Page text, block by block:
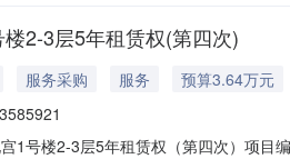
2-3层5年租赁权(第四次)
服务采购 服务
预算3.64万元
1号楼2-3层5年租赁权（第四次）项目